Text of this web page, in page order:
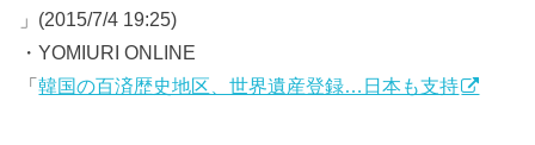
」(2015/7/4 19:25)
・YOMIURI ONLINE
「韓国の百済歴史地区、世界遺産登録…日本も支持